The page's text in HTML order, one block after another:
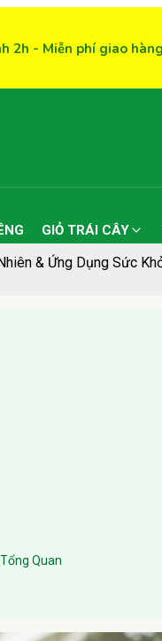
2h - Miễn phí giao
GIỎ TRÁI CÂY
& Ứng Dụng Sức
Quan